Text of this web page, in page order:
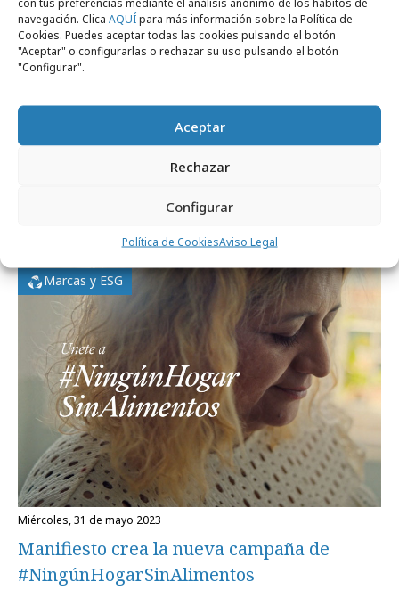
navegación. Clica AQUÍpara más información sobre la Política de
Cookies. Puedes aceptar todas las cookies pulsando el botón
"Aceptar" o configurarlas o rechazar su uso pulsando el botón
"Configurar".
Aceptar
Rechazar
Configurar
Política de CookiesAviso Legal
FESBAL presenta "La gran recogida de
Marcas y ESG
miércoles, 31 de mayo 2023
Manifiesto crea la nueva campaña de
#NingúnHogarSinAlimentos